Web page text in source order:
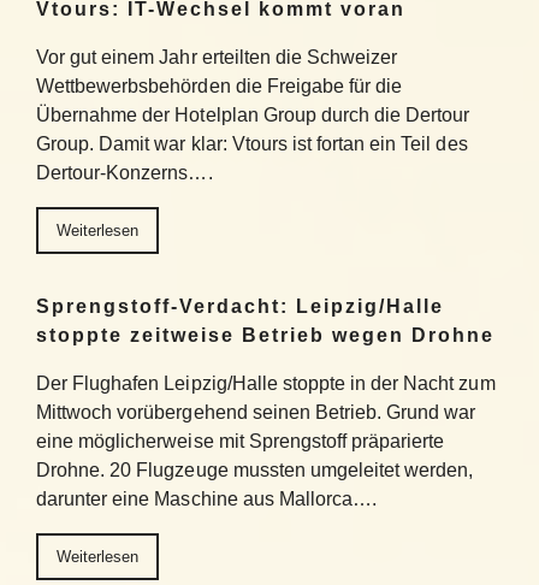
Vtours: IT-Wechsel kommt voran
Vor gut einem Jahr erteilten die Schweizer
Wettbewerbsbehörden die Freigabe für die
Übernahme der Hotelplan Group durch die Dertour
Group. Damit war klar: Vtours ist fortan ein Teil des
Dertour-Konzerns….
Weiterlesen
Sprengstoff-Verdacht: Leipzig/Halle
stoppte zeitweise Betrieb wegen Drohne
Der Flughafen Leipzig/Halle stoppte in der Nacht zum
Mittwoch vorübergehend seinen Betrieb. Grund war
eine möglicherweise mit Sprengstoff präparierte
Drohne. 20 Flugzeuge mussten umgeleitet werden,
darunter eine Maschine aus Mallorca….
Weiterlesen